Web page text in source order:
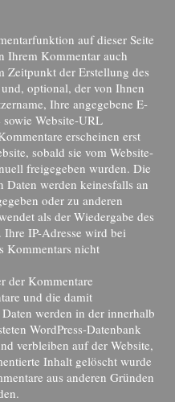
auf dieser Seite
Ihrem Kommentar auch
Zeitpunkt der Erstellung des
optional, der von Ihnen
Ihre angegebene E-
Website-URL
erscheinen erst
sobald sie vom Website-
freigegeben wurden. Die
Daten werden keinesfalls an
oder zu anderen
als der Wiedergabe des
Ihre IP-Adresse wird bei
Kommentars nicht
der Kommentare
und die damit
werden in der innerhalb
WordPress-Datenbank
verbleiben auf der Website,
Inhalt gelöscht wurde
aus anderen Gründen